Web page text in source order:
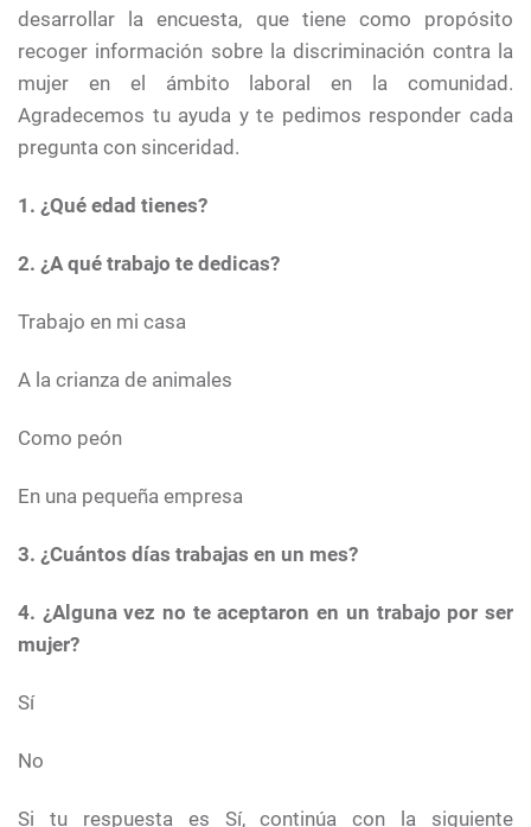
desarrollar la encuesta, que tiene como propósito
recoger información sobre la discriminación contra la
mujer en el ámbito laboral en la comunidad.
Agradecemos tu ayuda y te pedimos responder cada
pregunta con sinceridad.
1. ¿Qué edad tienes?
2. ¿A qué trabajo te dedicas?
Trabajo en mi casa
A la crianza de animales
Como peón
En una pequeña empresa
3. ¿Cuántos días trabajas en un mes?
4. ¿Alguna vez no te aceptaron en un trabajo por ser
mujer?
Sí
No
Si tu respuesta es Sí, continúa con la siguiente